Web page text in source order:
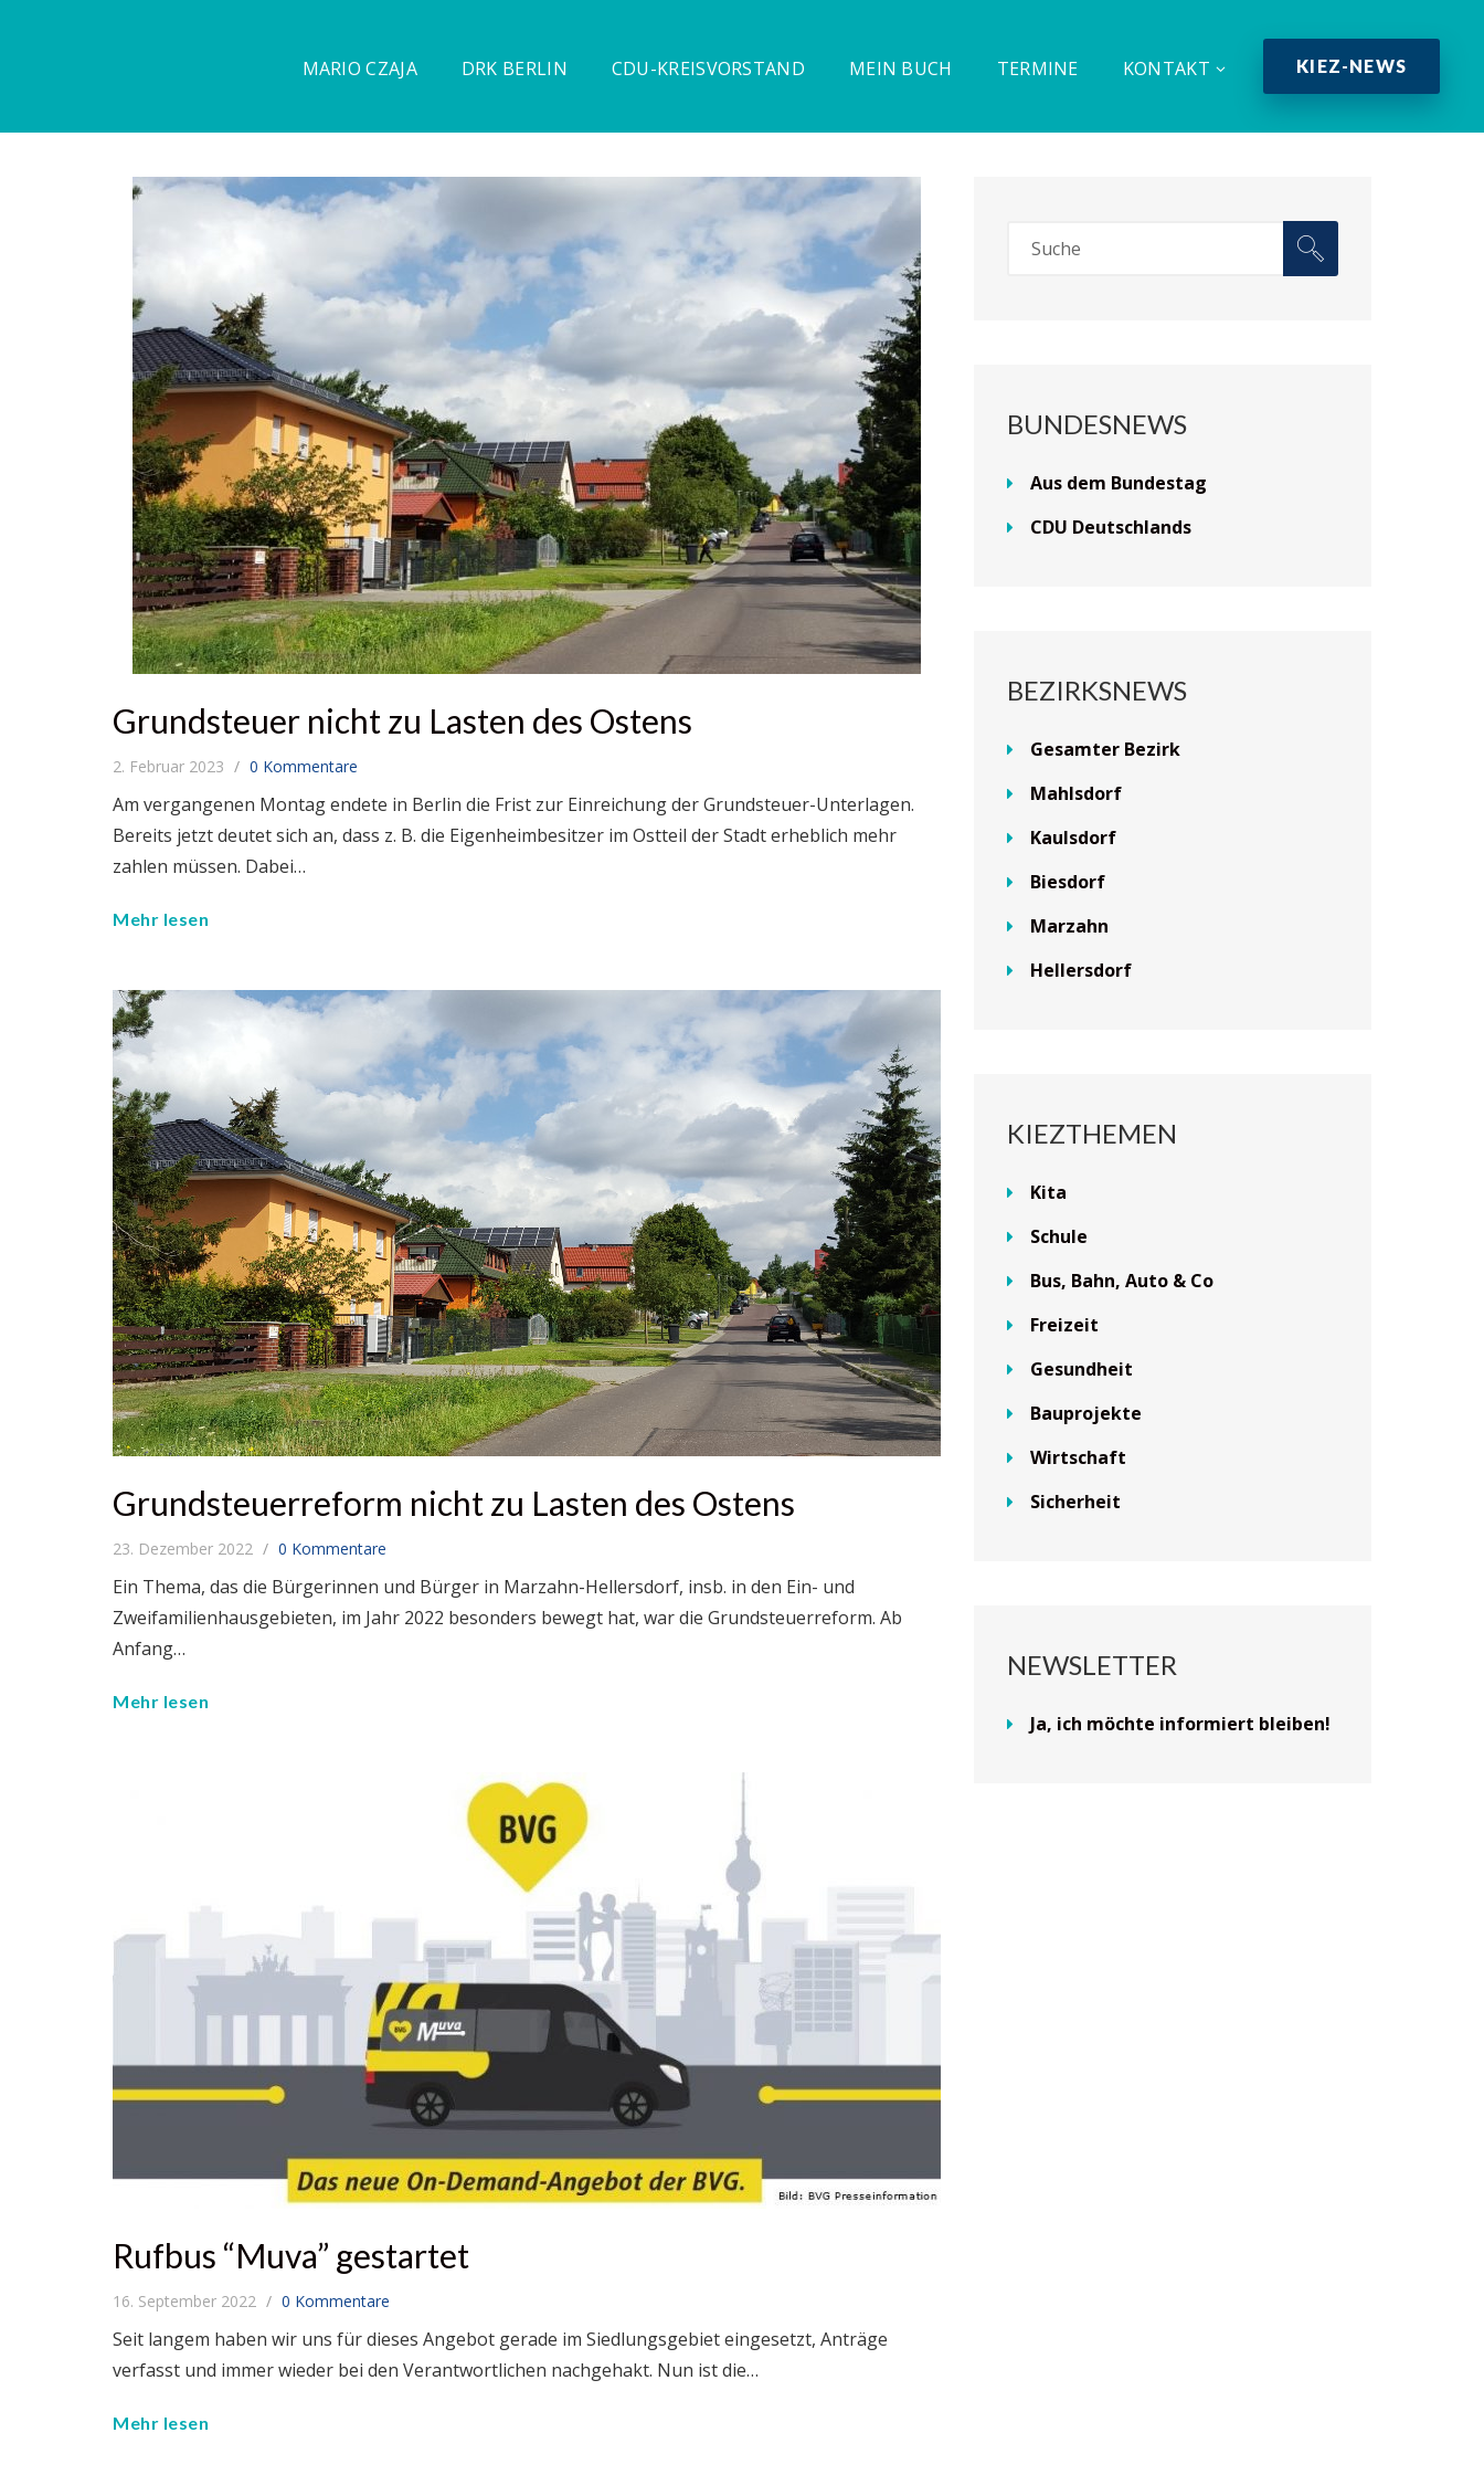
MARIO CZAJA DRK BERLIN CDU-KREISVORSTAND MEIN BUCH TERMINE KONTAKT KIEZ-NEWS
Grundsteuer nicht zu Lasten des Ostens
2. Februar 2023 0 Kommentare
Am vergangenen Montag endete in Berlin die Frist zur Einreichung der Grundsteuer-Unterlagen.
Bereits jetzt deutet sich an, dass z. B. die Eigenheimbesitzer im Ostteil der Stadt erheblich mehr
zahlen müssen. Dabei…
Mehr lesen
Grundsteuerreform nicht zu Lasten des Ostens
23. Dezember 2022 0 Kommentare
Ein Thema, das die Bürgerinnen und Bürger in Marzahn-Hellersdorf, insb. in den Ein- und
Zweifamilienhausgebieten, im Jahr 2022 besonders bewegt hat, war die Grundsteuerreform. Ab
Anfang…
Mehr lesen
Rufbus “Muva” gestartet
16. September 2022 0 Kommentare
Seit langem haben wir uns für dieses Angebot gerade im Siedlungsgebiet eingesetzt, Anträge
verfasst und immer wieder bei den Verantwortlichen nachgehakt. Nun ist die…
Mehr lesen
BUNDESNEWS
Aus dem Bundestag
CDU Deutschlands
BEZIRKSNEWS
Gesamter Bezirk
Mahlsdorf
Kaulsdorf
Biesdorf
Marzahn
Hellersdorf
KIEZTHEMEN
Kita
Schule
Bus, Bahn, Auto & Co
Freizeit
Gesundheit
Bauprojekte
Wirtschaft
Sicherheit
NEWSLETTER
Ja, ich möchte informiert bleiben!